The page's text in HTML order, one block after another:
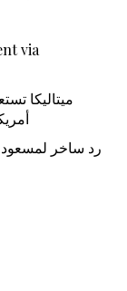
via
ميتاليكا
رد ساخر